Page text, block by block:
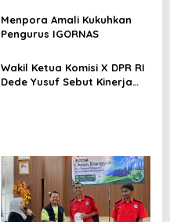
Menpora Amali Kukuhkan
Pengurus IGORNAS
Wakil Ketua Komisi X DPR RI
Dede Yusuf Sebut Kinerja